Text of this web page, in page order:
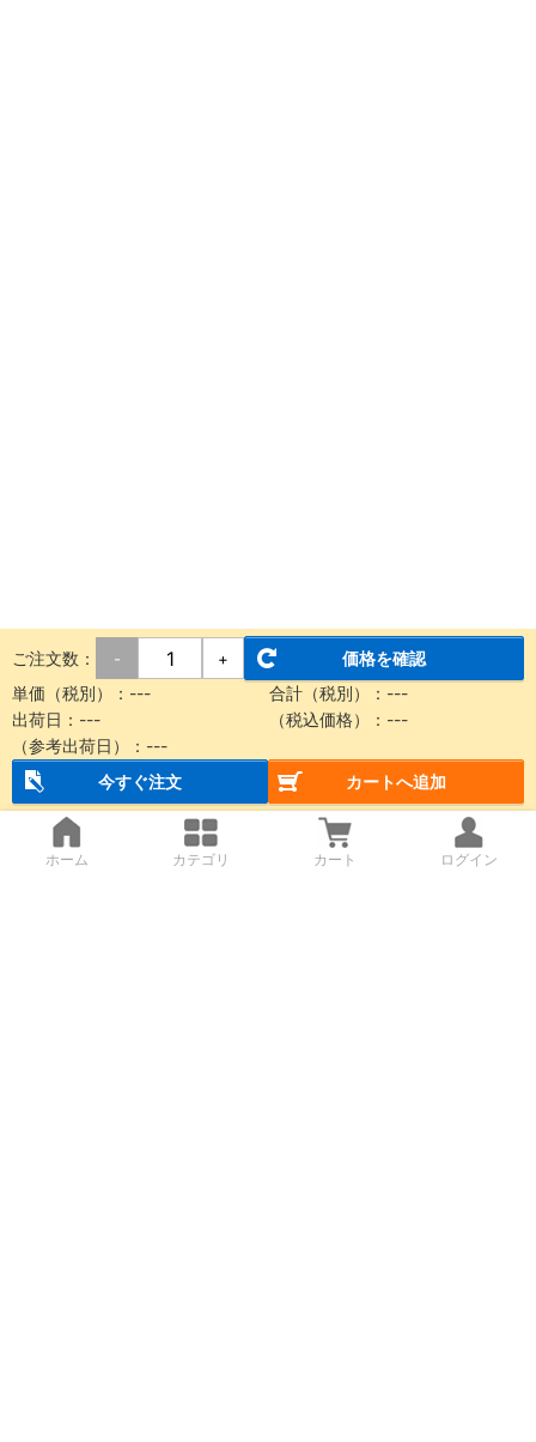
ご注文数： - +
価格を確認
単価（税別）： --- 合計（税別）： ---
出荷日： --- （税込価格）： ---
（参考出荷日）： ---
今すぐ注文
カートへ追加
ホーム カテゴリ カート ログイン